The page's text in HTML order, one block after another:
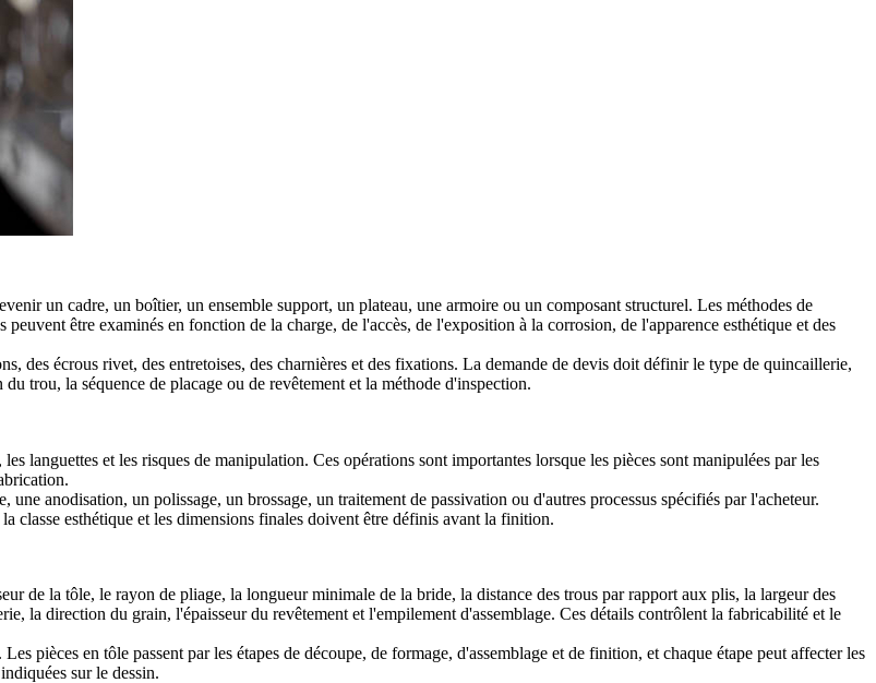
un cadre, un boîtier, un ensemble support, un plateau, une armoire ou un composant structurel. Les méthodes de
être examinés en fonction de la charge, de l'accès, de l'exposition à la corrosion, de l'apparence esthétique et des
des écrous rivet, des entretoises, des charnières et des fixations. La demande de devis doit définir le type de quincaillerie,
trou, la séquence de placage ou de revêtement et la méthode d'inspection.
languettes et les risques de manipulation. Ces opérations sont importantes lorsque les pièces sont manipulées par les
anodisation, un polissage, un brossage, un traitement de passivation ou d'autres processus spécifiés par l'acheteur.
classe esthétique et les dimensions finales doivent être définis avant la finition.
de la tôle, le rayon de pliage, la longueur minimale de la bride, la distance des trous par rapport aux plis, la largeur des
la direction du grain, l'épaisseur du revêtement et l'empilement d'assemblage. Ces détails contrôlent la fabricabilité et le
pièces en tôle passent par les étapes de découpe, de formage, d'assemblage et de finition, et chaque étape peut affecter les
sur le dessin.